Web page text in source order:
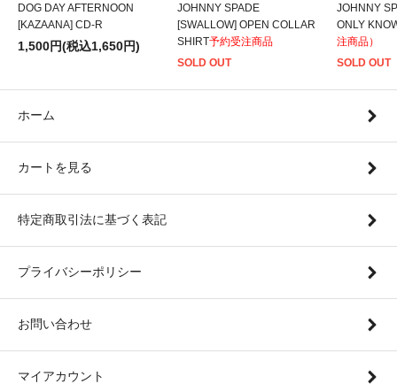
DOG DAY AFTERNOON
[KAZAANA] CD-R
1,500円(税込1,650円)
JOHNNY SPADE
[SWALLOW] OPEN COLLAR
SHIRT予約受注商品
SOLD OUT
JOHNNY
ONLY
注商品）
SOLD OUT
ホーム
カートを見る
特定商取引法に基づく表記
プライバシーポリシー
お問い合わせ
マイアカウント